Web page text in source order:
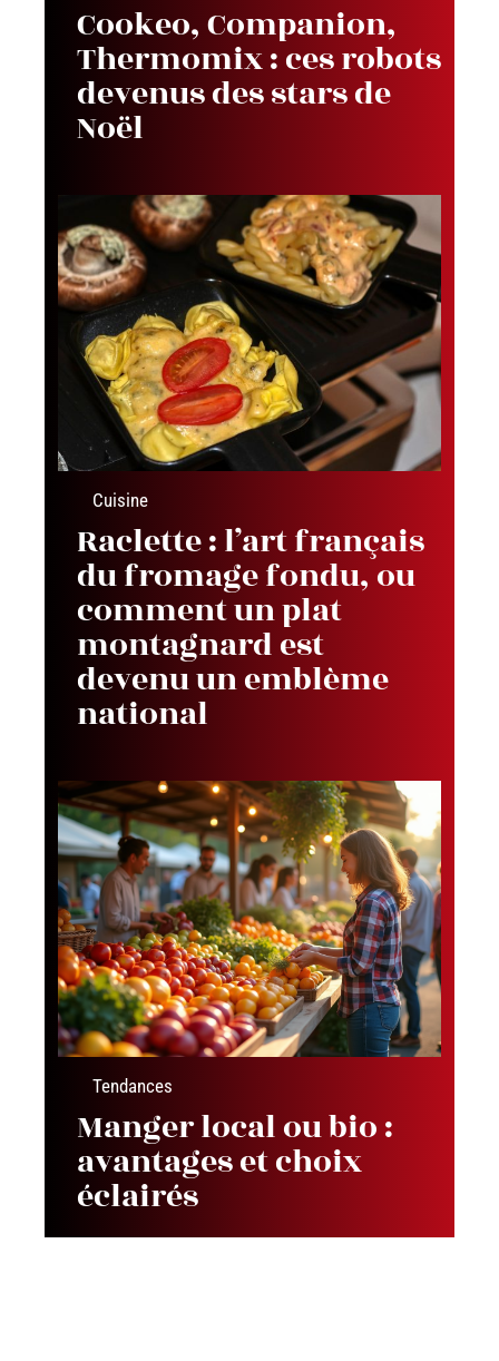
Cookeo, Companion,
Thermomix : ces robots
devenus des stars de
Noël
Cuisine
Raclette : l’art français
du fromage fondu, ou
comment un plat
montagnard est
devenu un emblème
national
Tendances
Manger local ou bio :
avantages et choix
éclairés